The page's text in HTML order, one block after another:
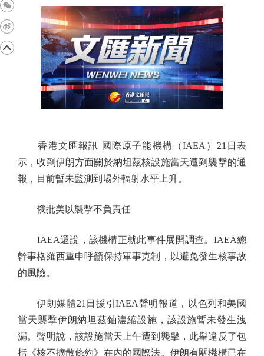
香港文匯報訊 國際原子能機構（IAEA）21日表
示，收到伊朗方面關於納坦茲核設施當天遭到襲擊的通
報，目前暫未監測到場外輻射水平上升。
俄批美以襲擊不負責任
IAEA還說，該機構正就此事件展開調查。IAEA總
幹事格羅西重申呼籲保持軍事克制，以避免發生核事故
的風險。
伊朗媒體21日援引IAEA聲明報道，以色列和美國
當天襲擊伊朗納坦茲鈾濃縮設施，該設施暫未發生洩
漏。聲明說，該設施當天上午遭到襲擊，此舉違反了包
括《核不擴散條約》在內的國際法。伊朗有關機構已在